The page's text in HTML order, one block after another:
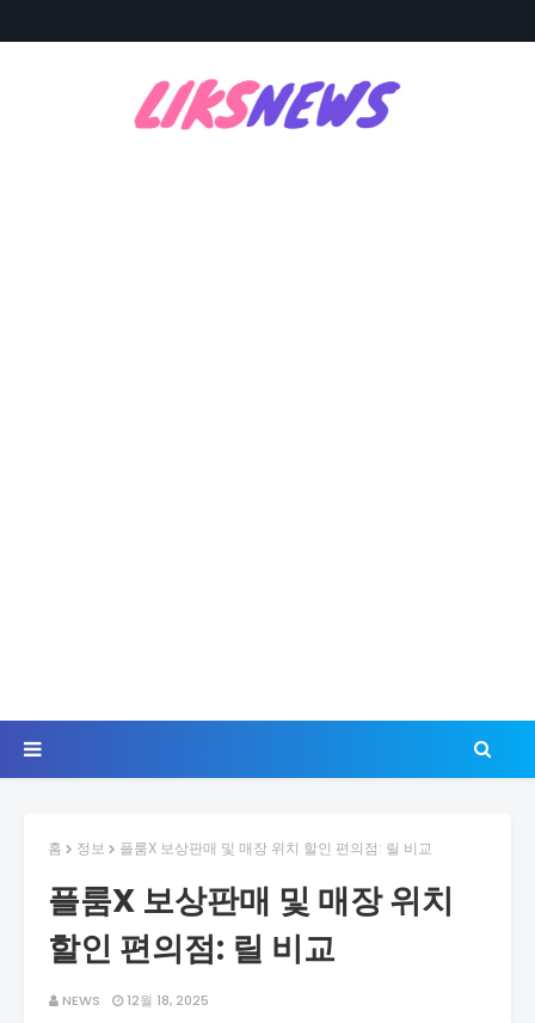
홈 정보 플룸X 보상판매 및 매장 위치 할인 편의점: 릴 비교
플룸X 보상판매 및 매장 위치
할인 편의점: 릴 비교
NEWS 12월 18, 2025